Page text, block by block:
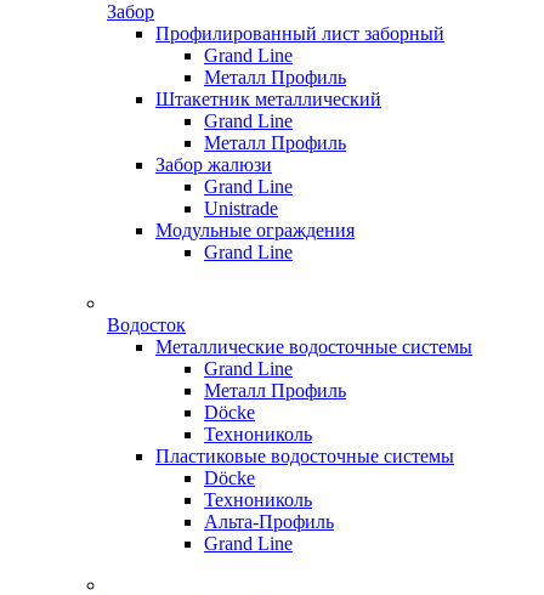
Забор
Профилированный лист заборный
Grand Line
Металл Профиль
Штакетник металлический
Grand Line
Металл Профиль
Забор жалюзи
Grand Line
Unistrade
Модульные ограждения
Grand Line
Водосток
Металлические водосточные системы
Grand Line
Металл Профиль
Döсkе
Технониколь
Пластиковые водосточные системы
Döcke
Технониколь
Альта-Профиль
Grand Line